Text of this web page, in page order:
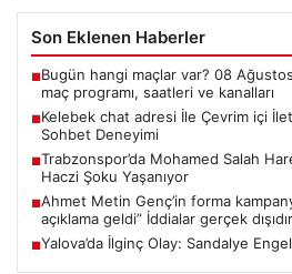
Son Eklenen Haberler
■Bugün hangi maçlar var? 08
maç programı, saatleri ve kanalları
■Kelebek chat adresi İle Çevrim içi
Sohbet Deneyimi
■Trabzonspor’da Mohamed Salah
Haczi Şoku Yaşanıyor
■Ahmet Metin Genç’in forma
açıklama geldi” İddialar gerçek
■Yalova’da İlginç Olay: Sandalye